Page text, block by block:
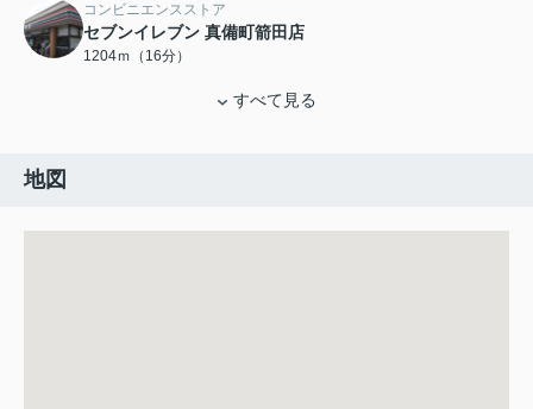
コンビニエンスストア
セブンイレブン 真備町箭田店
1204ｍ（16分）
すべて見る
地図